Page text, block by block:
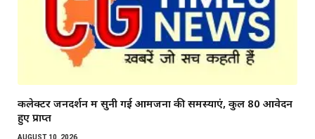
कलेक्टर जनदर्शन में सुनी गई आमजनों की समस्याएं, कुल 80 आवेदन
हुए प्राप्त
AUGUST 10, 2026